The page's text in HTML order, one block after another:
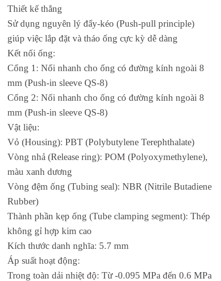
Thiết kế thẳng
Sử dụng nguyên lý đẩy-kéo (Push-pull principle)
giúp việc lắp đặt và tháo ống cực kỳ dễ dàng
Kết nối ống:
Cổng 1: Nối nhanh cho ống có đường kính ngoài 8
mm (Push-in sleeve QS-8)
Cổng 2: Nối nhanh cho ống có đường kính ngoài 8
mm (Push-in sleeve QS-8)
Vật liệu:
Vỏ (Housing): PBT (Polybutylene Terephthalate)
Vòng nhả (Release ring): POM (Polyoxymethylene),
màu xanh dương
Vòng đệm ống (Tubing seal): NBR (Nitrile Butadiene
Rubber)
Thành phần kẹp ống (Tube clamping segment): Thép
không gỉ hợp kim cao
Kích thước danh nghĩa: 5.7 mm
Áp suất hoạt động:
Trong toàn dải nhiệt độ: Từ -0.095 MPa đến 0.6 MPa